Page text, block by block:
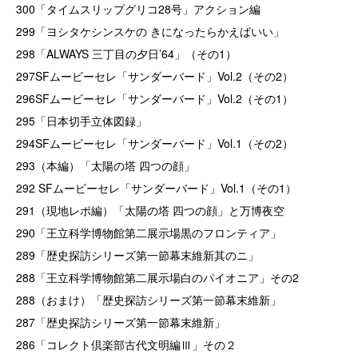
300「タイムスリップグリコ28号」アクション編
299「ヨシタケシンスケの きになったらかえばいい」
298「ALWAYS 三丁目の夕日’64」（その1）
297SFムービーセレ「サンダーバード」Vol.2（その2）
296SFムービーセレ「サンダーバード」Vol.2（その1）
295「日本切手立体図録」
294SFムービーセレ「サンダーバード」Vol.1（その2）
293（本編）「太陽の塔 四つの顔」
292 SFムービーセレ「サンダーバード」Vol.1（その1）
291（現地レポ編）「太陽の塔 四つの顔」と万博夜空
290「王立科学博物館第二展示場黒のフロンティア」
289「歴史探訪シリーズ第一節幕末維新其のニ」
288「王立科学博物館第二展示場白のパイオニア」その2
288（おまけ）「歴史探訪シリーズ第一節幕末維新」
287「歴史探訪シリーズ第一節幕末維新」
286「コレクト倶楽部古代文明編Ⅲ」その２